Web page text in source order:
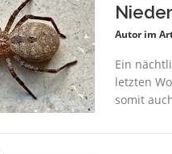
Autor im
Ein
letzten
somit